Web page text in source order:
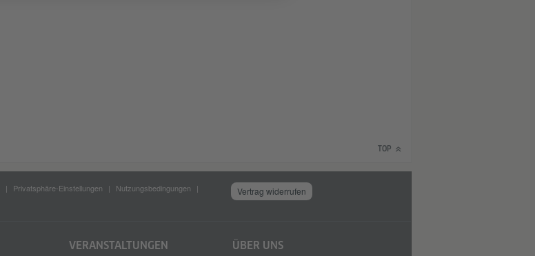
TOP
Privatsphäre-Einstellungen
Nutzungsbedingungen
Vertrag widerrufen
VERANSTALTUNGEN ÜBER UNS